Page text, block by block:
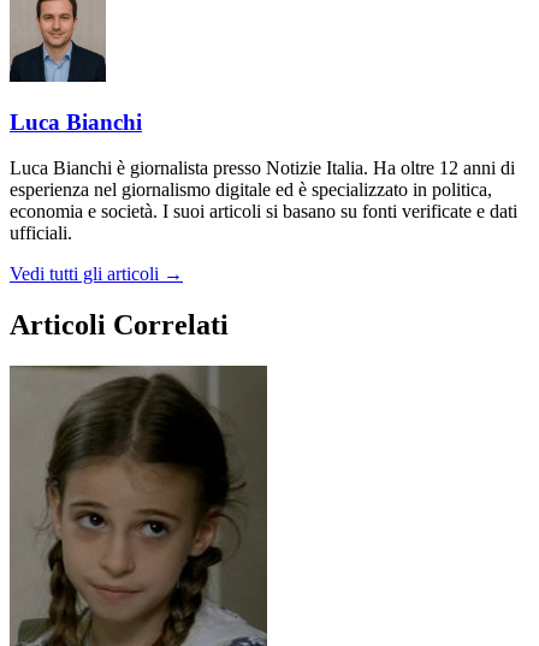
Luca Bianchi
Luca Bianchi è giornalista presso Notizie Italia. Ha oltre 12 anni di
esperienza nel giornalismo digitale ed è specializzato in politica,
economia e società. I suoi articoli si basano su fonti verificate e dati
ufficiali.
Vedi tutti gli articoli →
Articoli Correlati